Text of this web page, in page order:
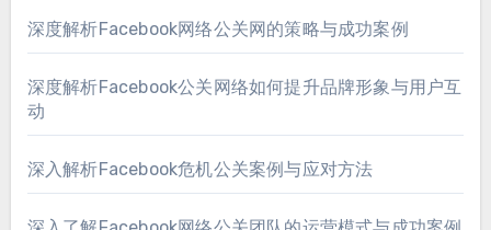
深度解析Facebook网络公关网的策略与成功案例
深度解析Facebook公关网络如何提升品牌形象与用户互
动
深入解析Facebook危机公关案例与应对方法